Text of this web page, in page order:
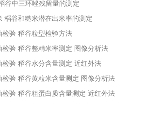
谷中三环唑残留量的测定
稻谷和糙米潜在出米率的测定
验 稻谷粒型检验方法
验 稻谷整精米率测定 图像分析法
验 稻谷水分含量测定 近红外法
验 稻谷黄粒米含量测定 图像分析法
验 稻谷粗蛋白质含量测定 近红外法
油墨
油墨检测 凹版油墨和柔印油
墨检测
陶瓷颜料检测
油墨成分分析